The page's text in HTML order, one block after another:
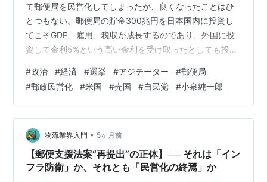
て郵便局を民営化してしまったが、良くなったことはひ
とつもない。郵便局の貯金300兆円を日本国内に投資し
てこそGDP、雇用、税収が成長するのであり、外国に投
資して金利5%という高い金利を受け取ったとしても投資
ては日本国民は豊かになれないのだ。 小泉純一郎の郵政
民営化解散に私は自民党に投票しなかった。誕生日が遅
かったので選挙権がなかったのだ。選挙権があれば間違
いなく自民党に投票していたので私を遅くに生んでくれ
た両親に感謝だ。自民党に小泉純一郎に投票するという
致命的な間違いを犯さずに済んだ。 ～～引…
#政治 #経済 #選挙 #アジテーター #郵便局
#郵政民営化 #米国 #売国 #自民党 #小泉純一郎
物流業界入門 • 5ヶ月前
【郵便支援法案“再提出”の正体】── それは「イン
フラ防衛」か、それとも「民営化の終焉」か